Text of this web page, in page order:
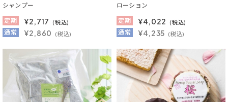
シャンプー
定期
¥2,717 (税込)
通常 ¥2,860 (税込)
ローション
定期
¥4,022 (税込)
通常 ¥4,235 (税込)